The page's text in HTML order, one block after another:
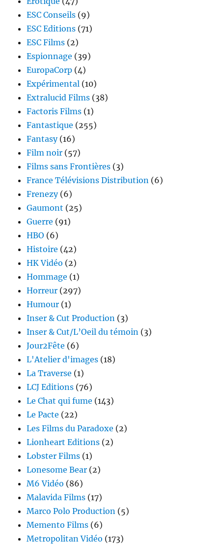
ESC Conseils (9)
ESC Editions (71)
ESC Films (2)
Espionnage (39)
EuropaCorp (4)
Expérimental (10)
Extralucid Films (38)
Factoris Films (1)
Fantastique (255)
Fantasy(16)
Film noir (57)
Films sans Frontières (3)
France Télévisions Distribution (6)
Frenezy(6)
Gaumont (25)
Guerre (91)
HBO (6)
Histoire (42)
HK Vidéo (2)
Hommage (1)
Horreur (297)
Humour (1)
Inser & Cut Production (3)
Inser & Cut/L’Oeil du témoin (3)
Jour2Fête (6)
L'Atelier d'images (18)
La Traverse (1)
LCJ Editions (76)
Le Chat qui fume (143)
Le Pacte (22)
Les Films du Paradoxe (2)
Lionheart Editions (2)
Lobster Films (1)
Lonesome Bear (2)
M6 Vidéo (86)
Malavida Films (17)
Marco Polo Production (5)
Memento Films (6)
Metropolitan Vidéo (173)